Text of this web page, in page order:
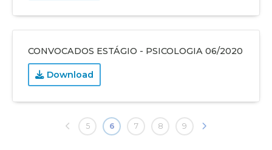
CONVOCADOS ESTÁGIO - PSICOLOGIA 06/2020
Download
5 6 7 8 9